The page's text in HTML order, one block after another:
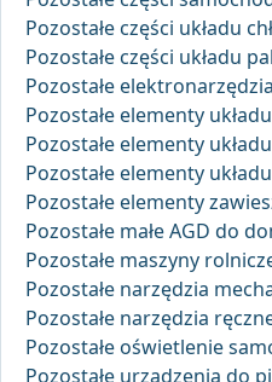
Pozostałe części układu
Pozostałe części układu
Pozostałe elektronarzędzia
Pozostałe elementy
Pozostałe elementy
Pozostałe elementy
Pozostałe elementy
Pozostałe małe AGD do
Pozostałe maszyny
Pozostałe narzędzia
Pozostałe narzędzia
Pozostałe oświetlenie
Pozostałe urządzenia do